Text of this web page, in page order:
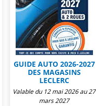
GUIDE AUTO 2026-2027
DES MAGASINS
LECLERC
Valable du 12 mai 2026 au 27
mars 2027